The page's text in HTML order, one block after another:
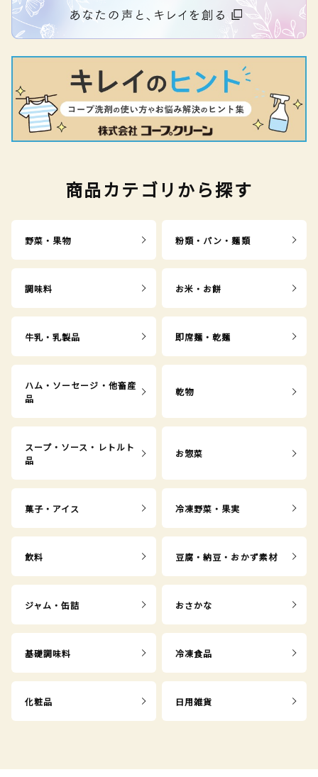
商品カテゴリから探す
野菜・果物 粉類・パン・麺類
調味料 お米・お餅
牛乳・乳製品 即席麺・乾麺
ハム・ソーセージ・他畜産
品
乾物
スープ・ソース・レトルト
品
お惣菜
菓子・アイス 冷凍野菜・果実
飲料 豆腐・納豆・おかず素材
ジャム・缶詰 おさかな
基礎調味料 冷凍食品
化粧品 日用雑貨